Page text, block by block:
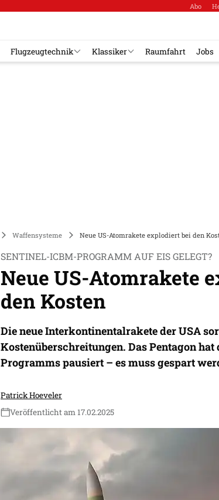
Abo
Flugzeugtechnik Klassiker Raumfahrt Jobs
Waffensysteme Neue US-Atomrakete explodiert bei den
SENTINEL-ICBM-PROGRAMM AUF EIS GELEGT?
Neue US-Atomrakete
den Kosten
Die neue Interkontinentalrakete der USA
Kostenüberschreitungen. Das Pentagon hat
Programms pausiert – es muss gespart
Patrick Hoeveler
Veröffentlicht am 17.02.2025